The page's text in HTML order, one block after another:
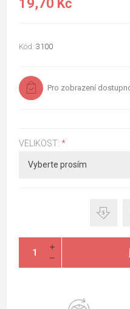
19,70 Kč
Kód: 3100
Pro zobrazení
VELIKOST: *